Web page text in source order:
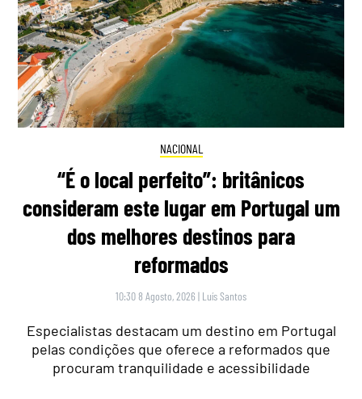
NACIONAL
“É o local perfeito”: britânicos
consideram este lugar em Portugal um
dos melhores destinos para
reformados
10:30 8 Agosto, 2026 | Luís Santos
Especialistas destacam um destino em Portugal
pelas condições que oferece a reformados que
procuram tranquilidade e acessibilidade